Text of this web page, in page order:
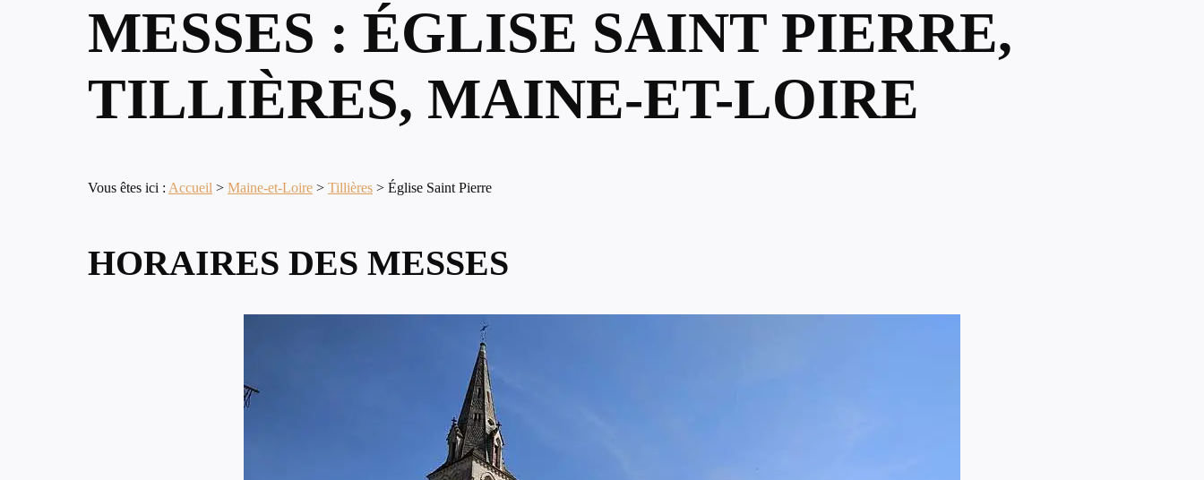
MESSES : ÉGLISE SAINT PIERRE,
TILLIÈRES, MAINE-ET-LOIRE
Vous êtes ici : Accueil > Maine-et-Loire > Tillières > Église Saint Pierre
HORAIRES DES MESSES